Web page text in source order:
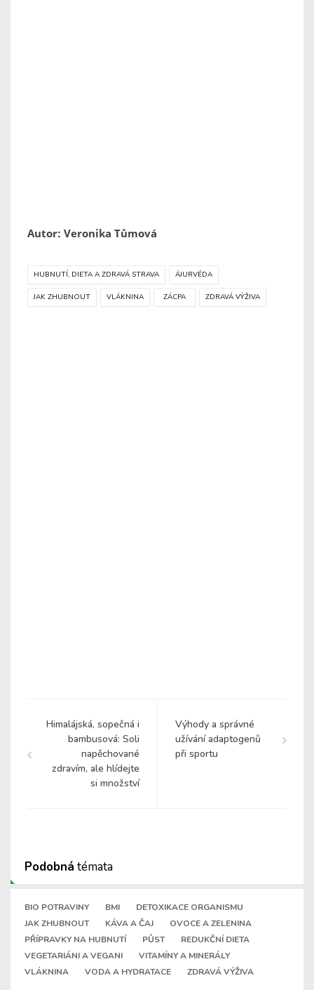
Autor: Veronika Tůmová
HUBNUTÍ, DIETA A ZDRAVÁ STRAVA ÁJURVÉDA
JAK ZHUBNOUT VLÁKNINA ZÁCPA ZDRAVÁ VÝŽIVA
Himalájská, sopečná i
bambusová: Soli
napěchované
zdravím, ale hlídejte
si množství
Výhody a správné
užívání adaptogenů
při sportu
Podobná témata
BIO POTRAVINY BMI
DETOXIKACE ORGANISMU
JAK ZHUBNOUT
KÁVA A ČAJ
OVOCE A ZELENINA
PŘÍPRAVKY NA HUBNUTÍ
PŮST
REDUKČNÍ DIETA
VEGETARIÁNI A VEGANI
VITAMÍNY A MINERÁLY
VLÁKNINA
VODA A HYDRATACE ZDRAVÁ VÝŽIVA